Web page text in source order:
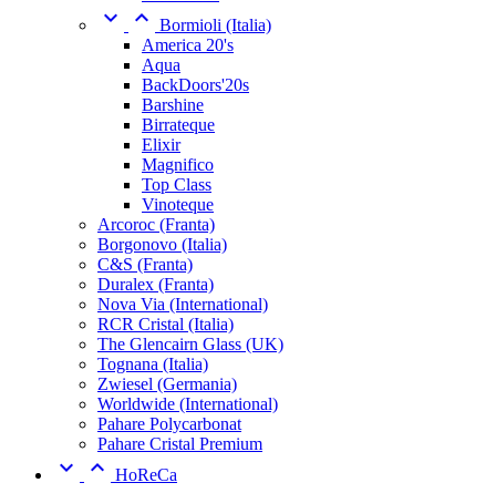
  Bormioli (Italia)
America 20's
Aqua
BackDoors'20s
Barshine
Birrateque
Elixir
Magnifico
Top Class
Vinoteque
Arcoroc (Franta)
Borgonovo (Italia)
C&S (Franta)
Duralex (Franta)
Nova Via (International)
RCR Cristal (Italia)
The Glencairn Glass (UK)
Tognana (Italia)
Zwiesel (Germania)
Worldwide (International)
Pahare Polycarbonat
Pahare Cristal Premium
  HoReCa